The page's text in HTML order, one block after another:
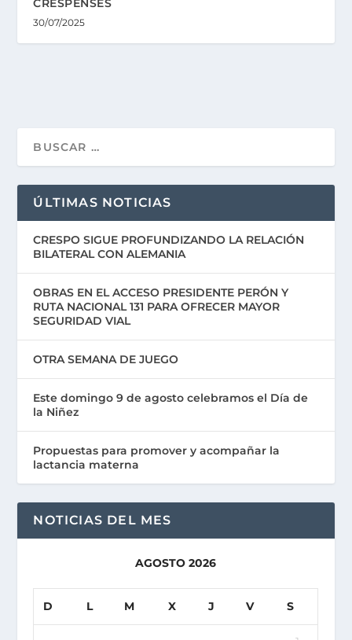
30/07/2025
ÚLTIMAS NOTICIAS
CRESPO SIGUE PROFUNDIZANDO LA RELACIÓN
BILATERAL CON ALEMANIA
OBRAS EN EL ACCESO PRESIDENTE PERÓN Y
RUTA NACIONAL 131 PARA OFRECER MAYOR
SEGURIDAD VIAL
OTRA SEMANA DE JUEGO
Este domingo 9 de agosto celebramos el Día de
la Niñez
Propuestas para promover y acompañar la
lactancia materna
NOTICIAS DEL MES
AGOSTO 2026
D L M X J V S